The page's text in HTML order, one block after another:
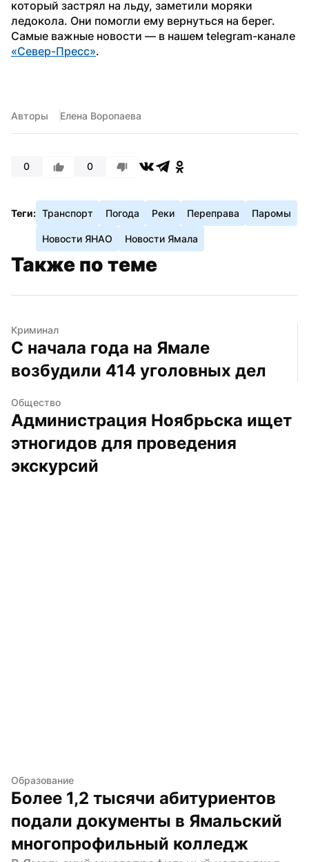
который застрял на льду, заметили моряки
ледокола. Они помогли ему вернуться на берег.
«Север-Пресс».
Авторы Елена Воропаева
0 0
Теги: Транспорт Погода Реки Переправа Паромы
Новости ЯНАО Новости Ямала
Также по теме
Криминал
С начала года на Ямале
возбудили 414 уголовных дел
Общество
Администрация Ноябрьска ищет
этногидов для проведения
экскурсий
Образование
Более 1,2 тысячи абитуриентов
подали документы в Ямальский
многопрофильный колледж